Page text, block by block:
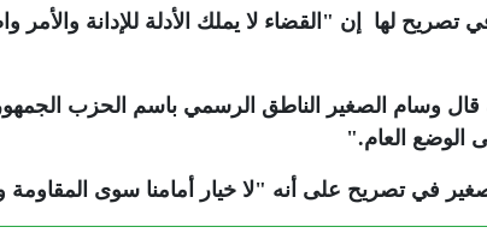
تصريح لها إن "القضاء لا يملك الأدلة للإدانة
وسام الصغير الناطق الرسمي باسم الحزب
الوضع العام".
في تصريح على أنه "لا خيار أمامنا سوى